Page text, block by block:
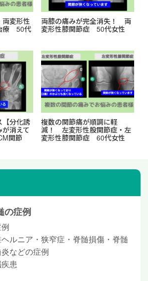
変形性
療 50代
両膝の痛みが完全消失！ 両
変形性膝関節症 50代女性
【分化誘
消えて
関節
複数の関節痛が順調に軽
減！ 左変形性股関節症・左
変形性膝関節症 60代女性
の症例
ルニア・狭窄症・脊髄損傷・脊髄
などの症例
患